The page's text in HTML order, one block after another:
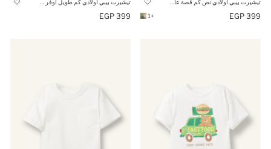
399 EGP
+1
399 EGP